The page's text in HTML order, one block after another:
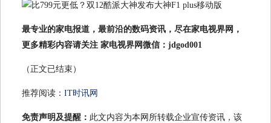
最专业的家电报道，最前沿的数码资讯，尽在家电视界网，
更多精彩内容请关注 家电视界网微信：jdgod001
（正文已结束）
推荐阅读： IT时讯网
免责声明及提醒： 此文内容为本网所转载企业宣传资讯，该